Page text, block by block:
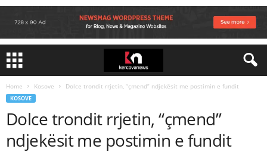
Home Kosove Dolce trondit rrjetin, “çmend” ndjekësit me postimin e fundit
KOSOVE
Dolce trondit rrjetin, “çmend”
ndjekësit me postimin e fundit